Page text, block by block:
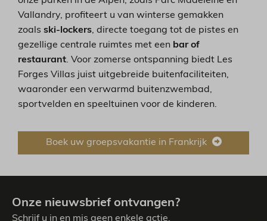
Vallandry, profiteert u van winterse gemakken
zoalsski-lockers, directe toegang tot de pistes en
gezellige centrale ruimtes met een bar of
restaurant. Voor zomerse ontspanning biedt Les
Forges Villas juist uitgebreide buitenfaciliteiten,
waaronder een verwarmd buitenzwembad,
sportvelden en speeltuinen voor de kinderen.
Boek uw groepsvakantie in Frankrijk
Onze nieuwsbrief ontvangen?
Schrijf u in en mis geen enkele actie.